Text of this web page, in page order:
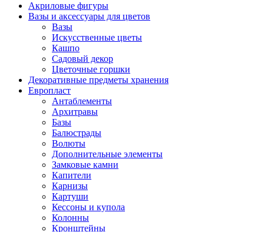
Акриловые фигуры
Вазы и аксессуары для цветов
Вазы
Искусственные цветы
Кашпо
Садовый декор
Цветочные горшки
Декоративные предметы хранения
Европласт
Антаблементы
Архитравы
Базы
Балюстрады
Волюты
Дополнительные элементы
Замковые камни
Капители
Карнизы
Картуши
Кессоны и купола
Колонны
Кронштейны